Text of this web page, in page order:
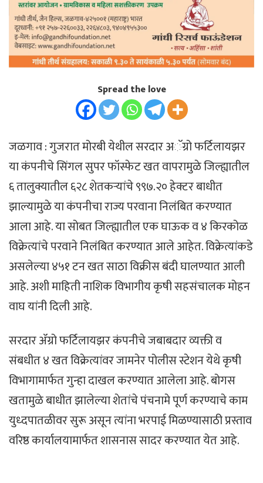
Spread the love
जळगाव : गुजरात मोरबी येथील सरदार अॅग्रो फर्टिलायझर
या कंपनीचे सिंगल सुपर फॉस्फेट खत वापरामुळे जिल्ह्यातील
६ तालुक्यातील ६२८ शेतकऱ्यांचे ९९७.२० हेक्टर बाधीत
झाल्यामुळे या कंपनीचा राज्य परवाना निलंबित करण्यात
आला आहे. या सोबत जिल्ह्यातील एक घाऊक व ४ किरकोळ
विक्रेत्यांचे परवाने निलंबित करण्यात आले आहेत. विक्रेत्यांकडे
असलेल्या ४५१ टन खत साठा विक्रीस बंदी घालण्यात आली
आहे. अशी माहिती नाशिक विभागीय कृषी सहसंचालक मोहन
वाघ यांनी दिली आहे.
सरदार ॲग्रो फर्टिलायझर कंपनीचे जबाबदार व्यक्ती व
संबधीत ४ खत विक्रेत्यांवर जामनेर पोलीस स्टेशन येथे कृषी
विभागामार्फत गुन्हा दाखल करण्यात आलेला आहे. बोगस
खतामुळे बाधीत झालेल्या शेतांचे पंचनामे पूर्ण करण्याचे काम
युध्दपातळीवर सुरू असून त्यांना भरपाई मिळण्यासाठी प्रस्ताव
वरिष्ठ कार्यालयामार्फत शासनास सादर करण्यात येत आहे.